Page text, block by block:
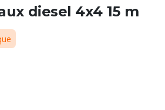
diesel 4x4 15 m